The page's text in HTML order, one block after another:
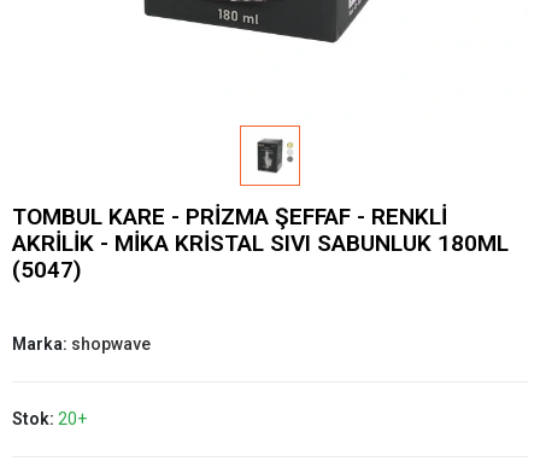
TOMBUL KARE - PRİZMA ŞEFFAF - RENKLİ
AKRİLİK - MİKA KRİSTAL SIVI SABUNLUK 180ML
(5047)
Marka: shopwave
Stok: 20+